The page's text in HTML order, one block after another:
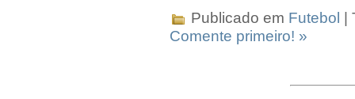
Publicado em Futebol
|
Comente primeiro! »